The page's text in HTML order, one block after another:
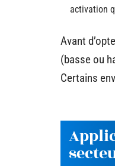
activation
Avant
(basse ou
Certains